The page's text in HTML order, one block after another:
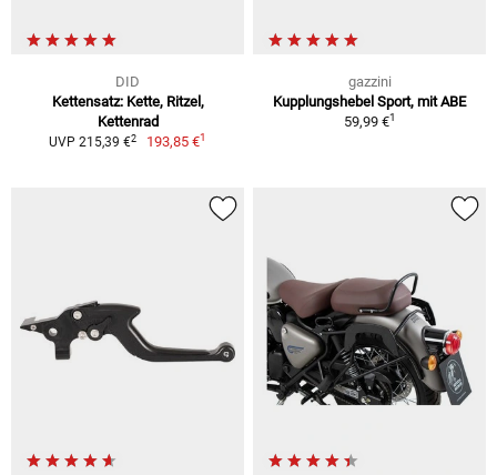
DID
Kettensatz: Kette, Ritzel,
Kettenrad
UVP 215,39 €2 193,85 €1
gazzini
Kupplungshebel Sport, mit ABE
59,99 €1